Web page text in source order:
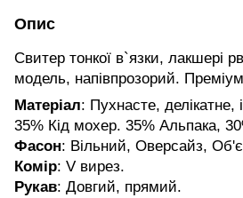
Опис
Свитер тонкої в`язки, лакшері
модель, напівпрозорий.
Матеріал: Пухнасте, делікатне,
35% Кід мохер. 35% Альпака,
Фасон: Вільний, Оверсайз,
Комір: V вирез.
Рукав: Довгий, прямий.